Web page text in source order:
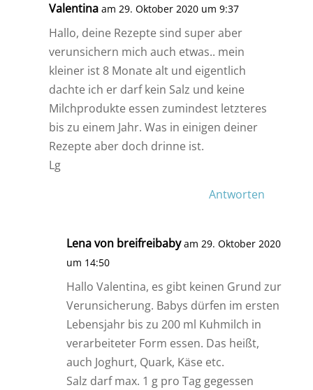
Valentina am 29. Oktober 2020 um 9:37
Hallo, deine Rezepte sind super aber
verunsichern mich auch etwas.. mein
kleiner ist 8 Monate alt und eigentlich
dachte ich er darf kein Salz und keine
Milchprodukte essen zumindest letzteres
bis zu einem Jahr. Was in einigen deiner
Rezepte aber doch drinne ist.
Lg
Antworten
Lena von breifreibaby am 29. Oktober 2020
um 14:50
Hallo Valentina, es gibt keinen Grund zur
Verunsicherung. Babys dürfen im ersten
Lebensjahr bis zu 200 ml Kuhmilch in
verarbeiteter Form essen. Das heißt,
auch Joghurt, Quark, Käse etc.
Salz darf max. 1 g pro Tag gegessen